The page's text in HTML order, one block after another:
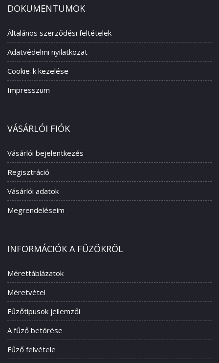
DOKUMENTUMOK
Általános szerződési feltételek
Adatvédelmi nyilatkozat
Cookie-k kezelése
Impresszum
VÁSÁRLÓI FIÓK
Vásárlói bejelentkezés
Regisztráció
Vásárlói adatok
Megrendeléseim
INFORMÁCIÓK A FŰZŐKRŐL
Mérettáblázatok
Méretvétel
Fűzőtípusok jellemzői
A fűző betörése
Fűző felvétele